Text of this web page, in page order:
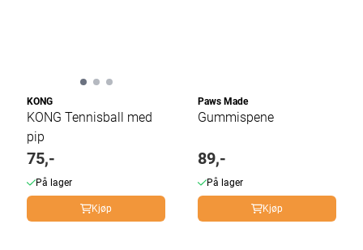
KONG
KONG Tennisball med
pip
75,-
På lager
Kjøp
Paws Made
Gummispene
89,-
På lager
Kjøp